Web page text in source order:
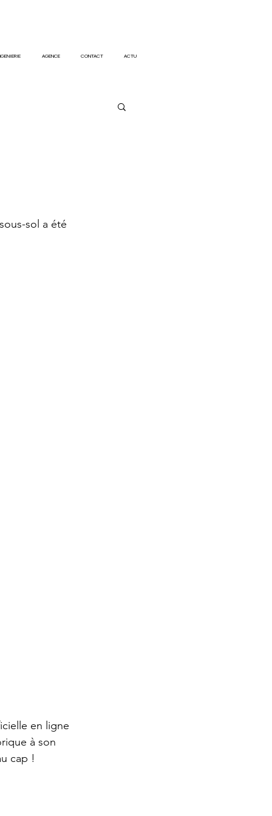
AGENCE CONTACT ACTU
sol a été
en ligne
à son
cap !